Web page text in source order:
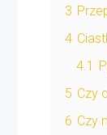
3
4
4.1
5 Czy
6 Czy